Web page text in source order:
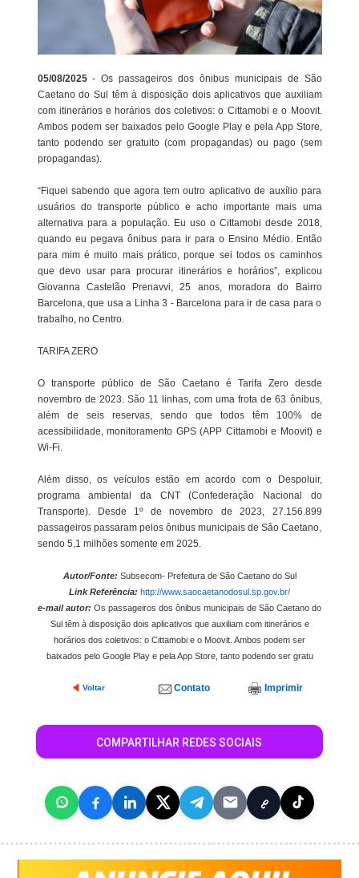
05/08/2025- Os passageiros dos ônibus municipais de São
Caetano do Sul têm à disposição dois aplicativos que auxiliam
com itinerários e horários dos coletivos: o Cittamobi e o Moovit.
Ambos podem ser baixados pelo Google Play e pela App Store,
tanto podendo ser gratuito (com propagandas) ou pago (sem
propagandas).
“Fiquei sabendo que agora tem outro aplicativo de auxílio para
usuários do transporte público e acho importante mais uma
alternativa para a população. Eu uso o Cittamobi desde 2018,
quando eu pegava ônibus para ir para o Ensino Médio. Então
para mim é muito mais prático, porque sei todos os caminhos
que devo usar para procurar itinerários e horários”, explicou
Giovanna Castelão Prenavvi, 25 anos, moradora do Bairro
Barcelona, que usa a Linha 3 - Barcelona para ir de casa para o
trabalho, no Centro.
TARIFA ZERO
O transporte público de São Caetano é Tarifa Zero desde
novembro de 2023. São 11 linhas, com uma frota de 63 ônibus,
além de seis reservas, sendo que todos têm 100% de
acessibilidade, monitoramento GPS (APP Cittamobi e Moovit) e
Wi-Fi.
Além disso, os veículos estão em acordo com o Despoluir,
programa ambiental da CNT (Confederação Nacional do
Transporte). Desde 1º de novembro de 2023, 27.156.899
passageiros passaram pelos ônibus municipais de São Caetano,
sendo 5,1 milhões somente em 2025.
Autor/Fonte: Subsecom- Prefeitura de São Caetano do Sul
Link Referência: http://www.saocaetanodosul.sp.gov.br/
e-mail autor: Os passageiros dos ônibus municipais de São Caetano do
Sul têm à disposição dois aplicativos que auxiliam com itinerários e
horários dos coletivos: o Cittamobi e o Moovit. Ambos podem ser
baixados pelo Google Play e pela App Store, tanto podendo ser gratu
Voltar Contato Imprimir
COMPARTILHAR REDES SOCIAIS